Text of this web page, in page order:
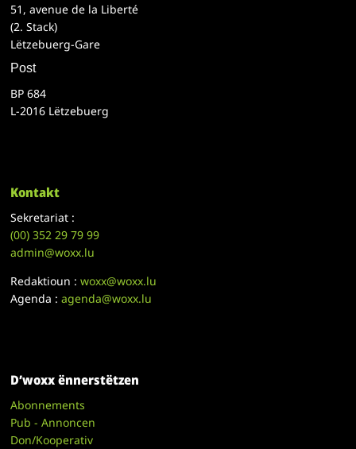
51, avenue de la Liberté
(2. Stack)
Lëtzebuerg-Gare
Post
BP 684
L-2016 Lëtzebuerg
Kontakt
Sekretariat :
(00)352 29 79 99
admin@woxx.lu
Redaktioun :woxx@woxx.lu
Agenda :agenda@woxx.lu
D’woxx ënnerstëtzen
Abonnements
Pub - Annoncen
Don/Kooperativ